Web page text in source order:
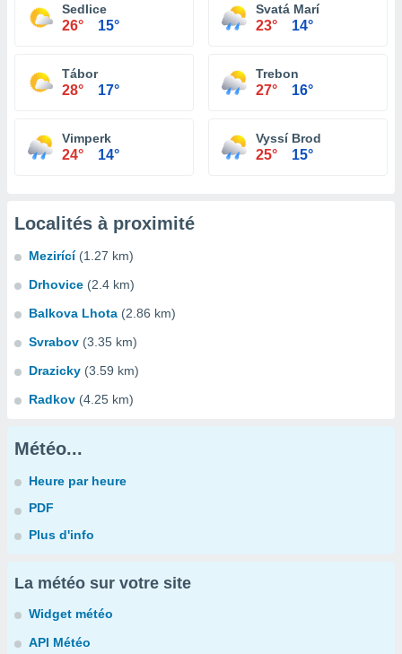
Sedlice
26° 15°
Svatá Marí
23° 14°
Tábor
28° 17°
Trebon
27° 16°
Vimperk
24° 14°
Vyssí Brod
25° 15°
Localités à proximité
Mezirící (1.27 km)
Drhovice (2.4 km)
Balkova Lhota (2.86 km)
Svrabov (3.35 km)
Drazicky (3.59 km)
Radkov (4.25 km)
Météo...
Heure par heure
PDF
Plus d'info
La météo sur votre site
Widget météo
API Météo